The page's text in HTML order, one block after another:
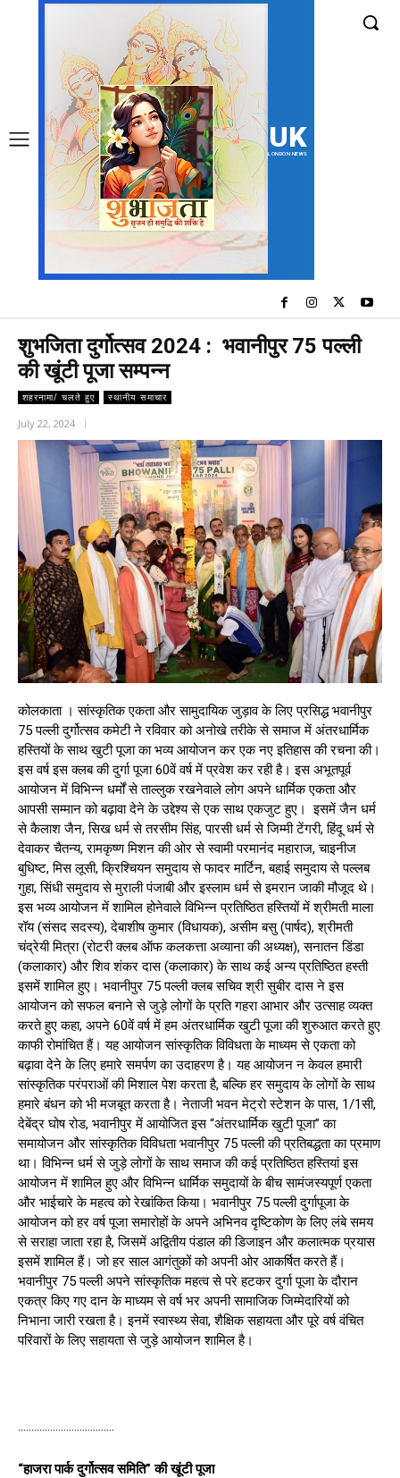
UK
LONDON NEWS
शुभजिता दुर्गोत्सव 2024 : भवानीपुर 75 पल्ली
की खूंटी पूजा सम्पन्न
शहरनामा/ चलते हुए स्थानीय समाचार
July 22, 2024
कोलकाता । सांस्कृतिक एकता और सामुदायिक जुड़ाव के लिए प्रसिद्ध भवानीपुर
75 पल्ली दुर्गोत्सव कमेटी ने रविवार को अनोखे तरीके से समाज में अंतरधार्मिक
हस्तियों के साथ खुटी पूजा का भव्य आयोजन कर एक नए इतिहास की रचना की।
इस वर्ष इस क्लब की दुर्गा पूजा 60वें वर्ष में प्रवेश कर रही है। इस अभूतपूर्व
आयोजन में विभिन्न धर्मों से ताल्लुक रखनेवाले लोग अपने धार्मिक एकता और
आपसी सम्मान को बढ़ावा देने के उद्देश्य से एक साथ एकजुट हुए। इसमें जैन धर्म
से कैलाश जैन, सिख धर्म से तरसीम सिंह, पारसी धर्म से जिम्मी टेंगरी, हिंदू धर्म से
देवाकर चैतन्य, रामकृष्ण मिशन की ओर से स्वामी परमानंद महाराज, चाइनीज
बुधिष्ट, मिस लूसी, क्रिश्चियन समुदाय से फादर मार्टिन, बहाई समुदाय से पल्लब
गुहा, सिंधी समुदाय से मुराली पंजाबी और इस्लाम धर्म से इमरान जाकी मौजूद थे।
इस भव्य आयोजन में शामिल होनेवाले विभिन्न प्रतिष्ठित हस्तियों में श्रीमती माला
रॉय (संसद सदस्य), देबाशीष कुमार (विधायक), असीम बसु (पार्षद), श्रीमती
चंद्रेयी मित्रा (रोटरी क्लब ऑफ कलकत्ता अव्याना की अध्यक्ष), सनातन डिंडा
(कलाकार) और शिव शंकर दास (कलाकार) के साथ कई अन्य प्रतिष्ठित हस्ती
इसमें शामिल हुए। भवानीपुर 75 पल्ली क्लब सचिव श्री सुबीर दास ने इस
आयोजन को सफल बनाने से जुड़े लोगों के प्रति गहरा आभार और उत्साह व्यक्त
करते हुए कहा, अपने 60वें वर्ष में हम अंतरधार्मिक खुटी पूजा की शुरुआत करते हुए
काफी रोमांचित हैं। यह आयोजन सांस्कृतिक विविधता के माध्यम से एकता को
बढ़ावा देने के लिए हमारे समर्पण का उदाहरण है। यह आयोजन न केवल हमारी
सांस्कृतिक परंपराओं की मिशाल पेश करता है, बल्कि हर समुदाय के लोगों के साथ
हमारे बंधन को भी मजबूत करता है। नेताजी भवन मेट्रो स्टेशन के पास, 1/1सी,
देबेंद्र घोष रोड, भवानीपुर में आयोजित इस “अंतरधार्मिक खुटी पूजा” का
समायोजन और सांस्कृतिक विविधता भवानीपुर 75 पल्ली की प्रतिबद्धता का प्रमाण
था। विभिन्न धर्म से जुड़े लोगों के साथ समाज की कई प्रतिष्ठित हस्तियां इस
आयोजन में शामिल हुए और विभिन्न धार्मिक समुदायों के बीच सामंजस्यपूर्ण एकता
और भाईचारे के महत्व को रेखांकित किया। भवानीपुर 75 पल्ली दुर्गापूजा के
आयोजन को हर वर्ष पूजा समारोहों के अपने अभिनव दृष्टिकोण के लिए लंबे समय
से सराहा जाता रहा है, जिसमें अद्वितीय पंडाल की डिजाइन और कलात्मक प्रयास
इसमें शामिल हैं। जो हर साल आगंतुकों को अपनी ओर आकर्षित करते हैं।
भवानीपुर 75 पल्ली अपने सांस्कृतिक महत्व से परे हटकर दुर्गा पूजा के दौरान
एकत्र किए गए दान के माध्यम से वर्ष भर अपनी सामाजिक जिम्मेदारियों को
निभाना जारी रखता है। इनमें स्वास्थ्य सेवा, शैक्षिक सहायता और पूरे वर्ष वंचित
परिवारों के लिए सहायता से जुड़े आयोजन शामिल है।
………………………………
“हाजरा पार्क दुर्गोत्सव समिति” की खूंटी पूजा